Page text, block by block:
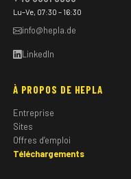
Lu–Ve, 07:30 – 16:30
info@hepla.de
LinkedIn
À PROPOS DE HEPLA
Entreprise
Sites
Offres d’emploi
Téléchargements